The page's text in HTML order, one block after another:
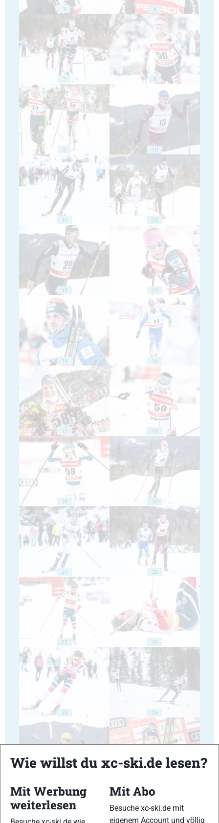
5 6
7 8
9 10
11 12
13 14
15 16
17 18
19 20
21 22
23 24
25 26
Wie willst du xc-ski.de lesen?
Mit Werbung
weiterlesen
Mit Abo
Besuche xc-ski.de mit
eigenem Account und völlig